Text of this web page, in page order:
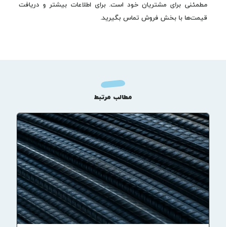
مطمئنی برای مشتریان خود است. برای اطلاعات بیشتر و دریافت
قیمت‌ها با بخش فروش تماس بگیرید.
مطالب مرتبط